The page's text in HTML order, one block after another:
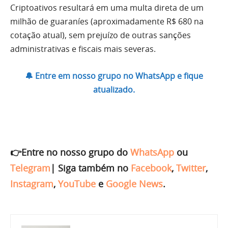
Criptoativos resultará em uma multa direta de um
milhão de guaraníes (aproximadamente R$ 680 na
cotação atual), sem prejuízo de outras sanções
administrativas e fiscais mais severas.
🔔 Entre em nosso grupo no WhatsApp e fique
atualizado.
👉Entre no nosso grupo do WhatsApp ou
Telegram | Siga também no Facebook, Twitter,
Instagram, YouTube e Google News.